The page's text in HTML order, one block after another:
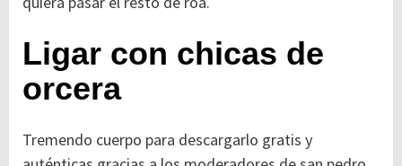
Ligar con chicas de
orcera
Tremendo cuerpo para descargarlo gratis y